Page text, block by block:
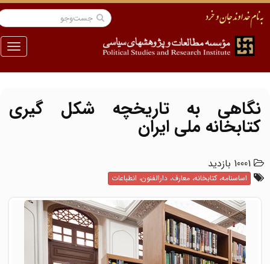
منو
نگاهی به تاریخچه شکل گیری
کتابخانه ملی ایران
10001 بازدید
اساسنامه، کتابخانه، معارف، دارالفنون، انطباعات